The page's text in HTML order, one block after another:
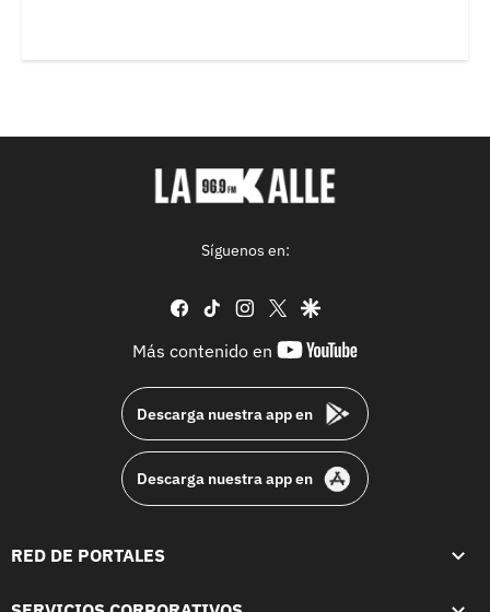
Síguenos en:
facebook
tiktok instagram
twittergoogle
Más contenido en
youtube-
Descarga nuestra app en
Descarga nuestra app en
RED DE PORTALES